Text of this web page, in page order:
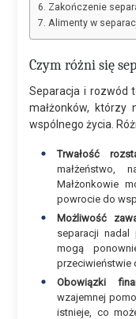
Zakończenie
Alimenty w
Czym różni się
Separacja i rozwód
małżonków,
wspólnego życia.
Trwałość
małżeństwo,
Małżonkowie
powrocie do
Możliwość
separacji nadal
mogą
przeciwieństwie
Obowiązki
wzajemnej
istnieje, co